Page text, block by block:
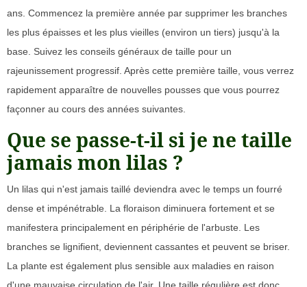
ans. Commencez la première année par supprimer les branches
les plus épaisses et les plus vieilles (environ un tiers) jusqu'à la
base. Suivez les conseils généraux de taille pour un
rajeunissement progressif. Après cette première taille, vous verrez
rapidement apparaître de nouvelles pousses que vous pourrez
façonner au cours des années suivantes.
Que se passe-t-il si je ne taille
jamais mon lilas ?
Un lilas qui n'est jamais taillé deviendra avec le temps un fourré
dense et impénétrable. La floraison diminuera fortement et se
manifestera principalement en périphérie de l'arbuste. Les
branches se lignifient, deviennent cassantes et peuvent se briser.
La plante est également plus sensible aux maladies en raison